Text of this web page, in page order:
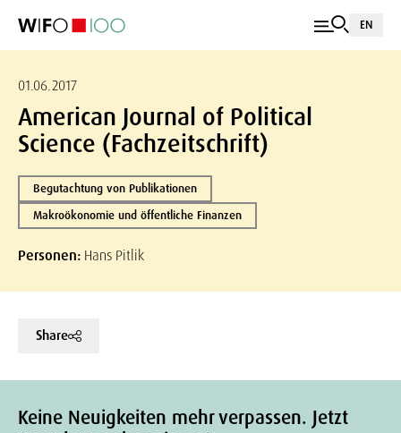
EN
01.06.2017
American Journal of Political
Science (Fachzeitschrift)
Begutachtung von Publikationen
Makroökonomie und öffentliche Finanzen
Personen: Hans Pitlik
Share
Keine Neuigkeiten mehr verpassen. Jetzt